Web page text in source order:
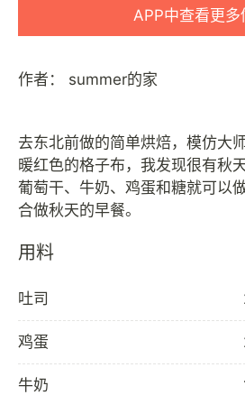
APP中查看更多
作者： summer的家
去东北前做的简单烘焙，模仿大
暖红色的格子布，我发现很有秋
葡萄干、牛奶、鸡蛋和糖就可以
用料
吐司
鸡蛋
牛奶